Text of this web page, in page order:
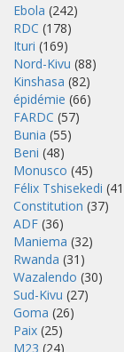
Ebola (242)
RDC (178)
Ituri (169)
Nord-Kivu (88)
Kinshasa (82)
épidémie (66)
FARDC (57)
Bunia (55)
Beni (48)
Monusco (45)
Félix Tshisekedi
Constitution (37)
ADF (36)
Maniema (32)
Rwanda (31)
Wazalendo (30)
Sud-Kivu (27)
Goma (26)
Paix (25)
M23 (24)